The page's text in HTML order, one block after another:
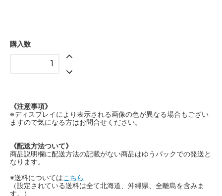
購入数
《注意事項》
※ディスプレイにより表示される画像の色が異なる場合もござい
ますので気になる方はお問合せください。
《配送方法ついて》
商品説明欄に配送方法の記載がない商品はゆうパックでの発送と
なります。
※送料についてはこちら
（設定されている送料は全て北海道、沖縄県、全離島を含みま
す。）